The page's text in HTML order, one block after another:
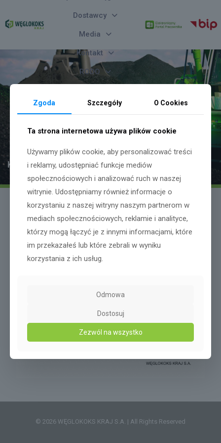
Dostawcy
Media
Kontakt
RODO
KOMUNIKAT
10 lutego 2024
© 2026 WĘGLOKOKS KRAJ S.A. | All Rights Reserved
Zgoda Szczegóły O Cookies
Ta strona internetowa używa plików cookie
Używamy plików cookie, aby personalizować treści
i reklamy, udostępniać funkcje mediów
społecznościowych i analizować ruch w naszej
witrynie. Udostępniamy również informacje o
korzystaniu z naszej witryny naszym partnerom w
mediach społecznościowych, reklamie i analityce,
którzy mogą łączyć je z innymi informacjami, które
im przekazałeś lub które zebrali w wyniku
korzystania z ich usług.
Odmowa
Dostosuj
Zezwól na wszystko